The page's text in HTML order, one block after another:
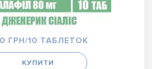
ГРН/10 ТАБЛЕТОК
КУПИТИ